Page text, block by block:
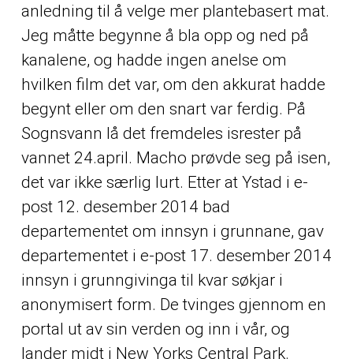
anledning til å velge mer plantebasert mat.
Jeg måtte begynne å bla opp og ned på
kanalene, og hadde ingen anelse om
hvilken film det var, om den akkurat hadde
begynt eller om den snart var ferdig. På
Sognsvann lå det fremdeles isrester på
vannet 24.april. Macho prøvde seg på isen,
det var ikke særlig lurt. Etter at Ystad i e-
post 12. desember 2014 bad
departementet om innsyn i grunnane, gav
departementet i e-post 17. desember 2014
innsyn i grunngivinga til kvar søkjar i
anonymisert form. De tvinges gjennom en
portal ut av sin verden og inn i vår, og
lander midt i New Yorks Central Park.